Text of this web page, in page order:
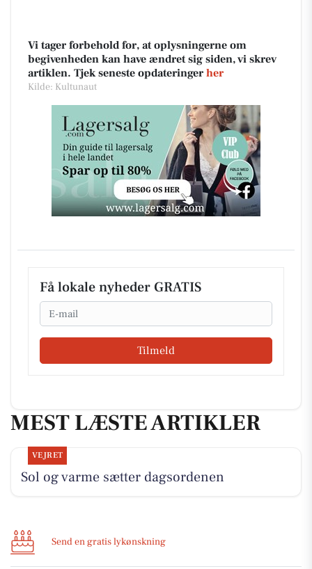
Vi tager forbehold for, at oplysningerne om
begivenheden kan have ændret sig siden, vi skrev
artiklen. Tjek seneste opdateringer her
Kilde: Kultunaut
Få lokale nyheder GRATIS
Email
Tilmeld
MEST LÆSTE ARTIKLER
VEJRET
Sol og varme sætter dagsordenen
Send en gratis lykønskning